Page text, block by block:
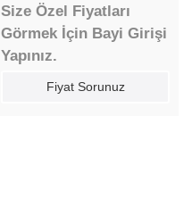
Size Özel Fiyatları
Görmek İçin Bayi Girişi
Yapınız.
Fiyat Sorunuz